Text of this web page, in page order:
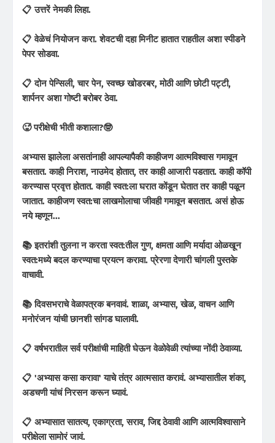
📋 उत्तरें नेमकी लिहा.
📋 वेळेचं नियोजन करा. शेवटची दहा मिनीट हातात राहतील अशा स्पीडने
पेपर सोडवा.
📋 दोन पेन्सिली, चार पेन, स्वच्छ खोडरबर, मोठी आणि छोटी पट्टी,
शार्पनर अशा गोष्टी बरोबर ठेवा.
🥵 परीक्षेची भीती कशाला?🤓
अभ्यास झालेला असतांनाही आपल्यापैकी काहीजण आत्मविश्वास गमावून
बसतात. काही निराश, नाउमेद होतात, तर काही आजारी पडतात. काही कॉपी
करण्यास प्रवृत्त होतात. काही स्वत:ला घरात कोंडून घेतात तर काही पळून
जातात. काहीजण स्वत:चा लाखमोलाचा जीवही गमावून बसतात. असं होऊ
नये म्हणून...
📚 इतरांशी तुलना न करता स्वत:तील गुण, क्षमता आणि मर्यादा ओळखून
स्वत:मध्ये बदल करण्याचा प्रयत्न करावा. प्रेरणा देणारी चांगली पुस्तके
वाचावी.
📚 दिवसभराचे वेळापत्रक बनवावं. शाळा, अभ्यास, खेळ, वाचन आणि
मनोरंजन यांची छानशी सांगड घालावी.
📋 वर्षभरातील सर्व परीक्षांची माहिती घेऊन वेळोवेळी त्यांच्या नोंदी ठेवाव्या.
📋 'अभ्यास कसा करावा' याचे तंत्र आत्मसात करावं. अभ्यासातील शंका,
अडचणी यांचं निरसन करून घ्यावं.
📋 अभ्यासात सातत्य, एकाग्रता, सराव, जिद्द ठेवावी आणि आत्मविश्वासाने
परीक्षेला सामोरं जावं.